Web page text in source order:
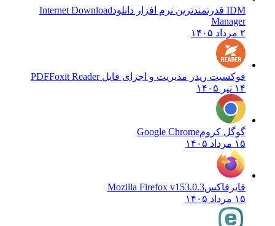
IDM قدرتمندترین نرم افزار دانلود
Internet Download
Manager
فوکسیت ریدر مدیریت و اجرای فایل PDF Foxit Reader
۱۴ تیر ۱۴۰۵
گوگل کرومGoogle Chrome
۱۵ مرداد ۱۴۰۵
فایرفاکسMozilla Firefox v153.0.3
۱۵ مرداد ۱۴۰۵